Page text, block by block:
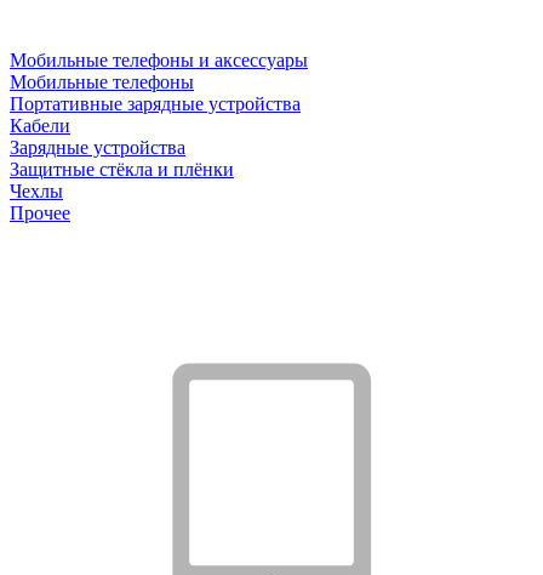
Мобильные телефоны и аксессуары
Мобильные телефоны
Портативные зарядные устройства
Кабели
Зарядные устройства
Защитные стёкла и плёнки
Чехлы
Прочее